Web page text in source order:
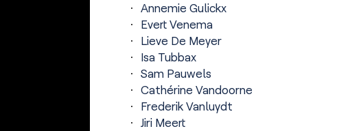
Annemie Gulickx
Evert Venema
Lieve De Meyer
Isa Tubbax
Sam Pauwels
Cathérine Vandoorne
Frederik Vanluydt
Jiri Meert